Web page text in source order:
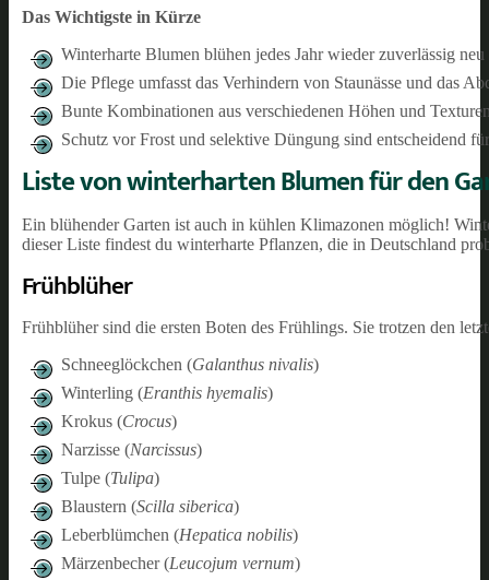
Das Wichtigste in Kürze
Winterharte Blumen blühen jedes Jahr wieder zuverlässig
Die Pflege umfasst das Verhindern von Staunässe und das
Bunte Kombinationen aus verschiedenen Höhen und
Schutz vor Frost und selektive Düngung sind entscheidend
Liste von winterharten Blumen für den
Ein blühender Garten ist auch in kühlen Klimazonen möglich!
dieser Liste findest du winterharte Pflanzen, die in Deutschland
Frühblüher
Frühblüher sind die ersten Boten des Frühlings. Sie trotzen den
Schneeglöckchen (Galanthus nivalis)
Winterling (Eranthis hyemalis)
Krokus (Crocus)
Narzisse (Narcissus)
Tulpe (Tulipa)
Blaustern (Scilla siberica)
Leberblümchen (Hepatica nobilis)
Märzenbecher (Leucojum vernum)